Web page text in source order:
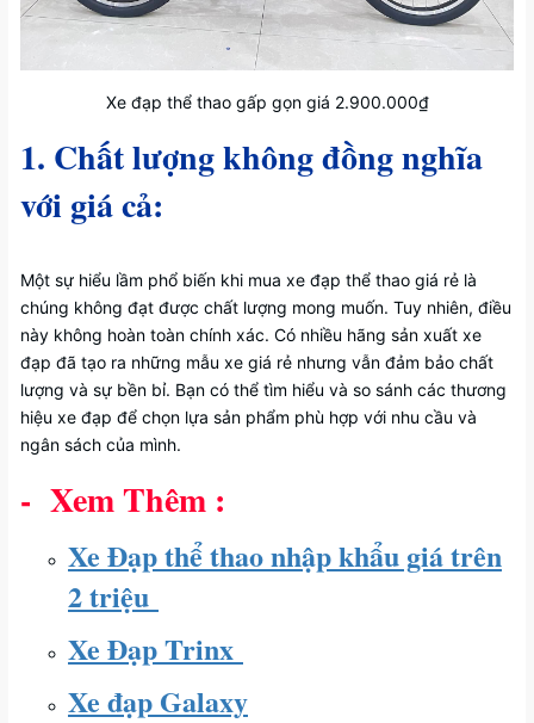
Xe đạp thể thao gấp gọn giá 2.900.000₫
1. Chất lượng không đồng nghĩa
với giá cả:
Một sự hiểu lầm phổ biến khi mua xe đạp thể thao giá rẻ là
chúng không đạt được chất lượng mong muốn. Tuy nhiên, điều
này không hoàn toàn chính xác. Có nhiều hãng sản xuất xe
đạp đã tạo ra những mẫu xe giá rẻ nhưng vẫn đảm bảo chất
lượng và sự bền bỉ. Bạn có thể tìm hiểu và so sánh các thương
hiệu xe đạp để chọn lựa sản phẩm phù hợp với nhu cầu và
ngân sách của mình.
- Xem Thêm :
Xe Đạp thể thao nhập khẩu giá trên
2 triệu
Xe Đạp Trinx
Xe đạp Galaxy